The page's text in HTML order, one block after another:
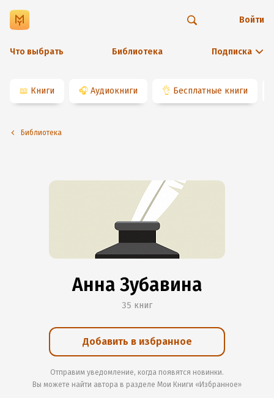
Что выбрать Библиотека Подписка
Войти
📖 Книги 🎧 Аудиокниги 👌 Бесплатные книги
Библиотека
Анна Зубавина
35 книг
Добавить в избранное
Отправим уведомление, когда появятся новинки.
Вы можете найти автора в разделе Мои Книги «Избранное»